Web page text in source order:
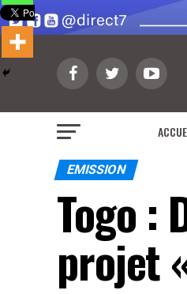
EMISSION
Togo :
projet